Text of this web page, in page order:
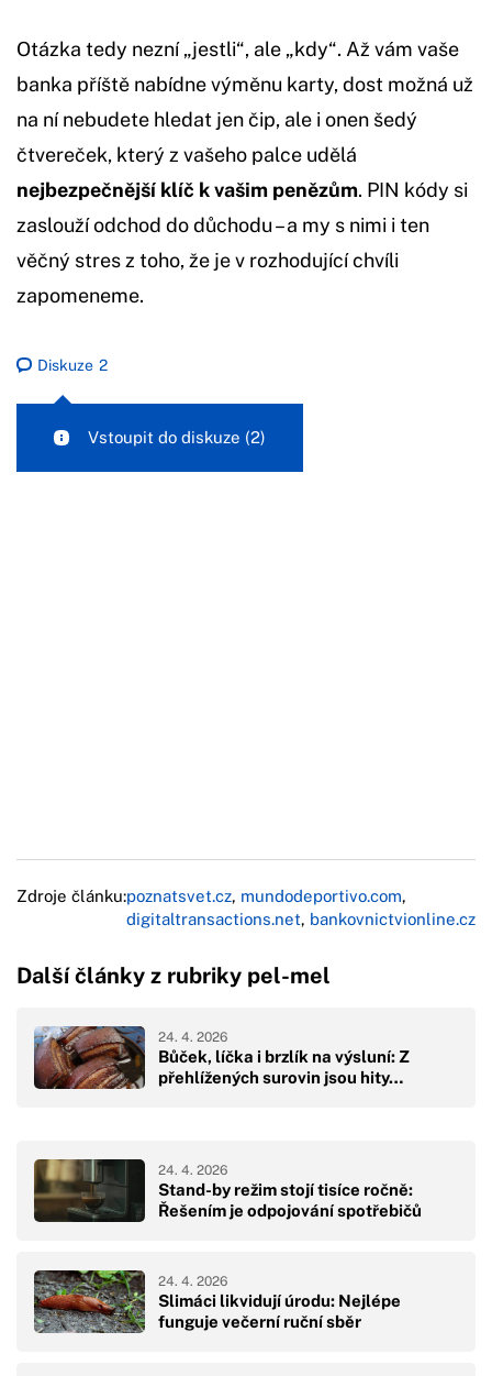
Otázka tedy nezní „jestli“, ale „kdy“. Až vám vaše
banka příště nabídne výměnu karty, dost možná už
na ní nebudete hledat jen čip, ale i onen šedý
čtvereček, který z vašeho palce udělá
nejbezpečnější klíč k vašim penězům. PIN kódy si
zaslouží odchod do důchodu – a my s nimi i ten
věčný stres z toho, že je v rozhodující chvíli
zapomeneme.
Diskuze 2
Vstoupit do diskuze (2)
Zdroje článku:poznatsvet.cz, mundodeportivo.com,
digitaltransactions.net, bankovnictvionline.cz
Další články z rubriky pel-mel
Bůček, líčka i brzlík na výsluní: Z
přehlížených surovin jsou hity…
24. 4. 2026
Stand-by režim stojí tisíce ročně:
Řešením je odpojování spotřebičů
24. 4. 2026
Slimáci likvidují úrodu: Nejlépe
funguje večerní ruční sběr
24. 4. 2026